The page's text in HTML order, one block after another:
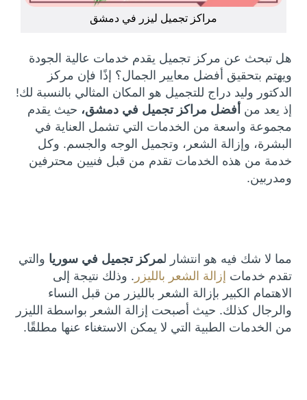
مراكز تجميل ليزر في دمشق
هل تبحث عن مركز تجميل يقدم خدمات عالية الجودة
ويهتم بتحقيق أفضل معايير الجمال؟ إذًا فإن مركز
الدكتور وليد دراج للتجميل هو المكان المثالي بالنسبة لك!
إذ يعد من أفضل مراكز تجميل في دمشق، حيث يقدم
مجموعة واسعة من الخدمات التي تشمل العناية في
البشرة، وإزالة الشعر، وتجميل الوجه والجسم. وكل
خدمة من هذه الخدمات تقدم من قبل فنيين محترفين
ومدربين.
مما لا شك فيه هو انتشار لمركز تجميل في سوريا والتي
تقدم خدمات إزالة الشعر بالليزر . وذلك نتيجة إلى
الاهتمام الكبير بإزالة الشعر بالليزر من قبل النساء
والرجال كذلك. حيث أصبحت إزالة الشعر بواسطة الليزر
من الخدمات الطبية التي لا يمكن الاستغناء عنها مطلقًا.